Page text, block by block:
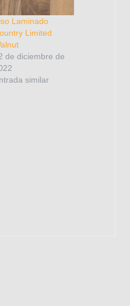
Laminado
Limited
de diciembre de
similar